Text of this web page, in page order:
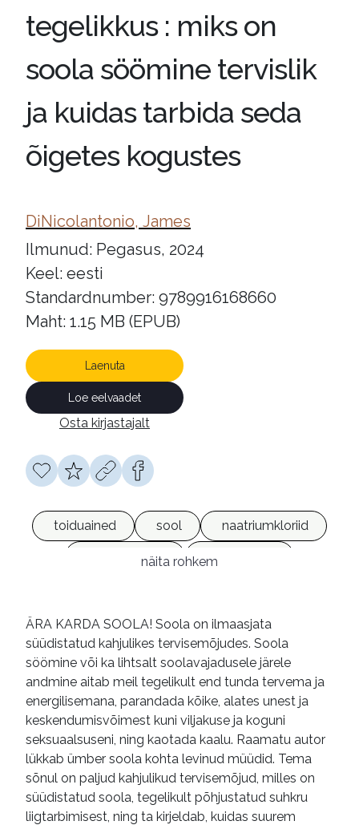
tegelikkus : miks on
soola söömine tervislik
ja kuidas tarbida seda
õigetes kogustes
DiNicolantonio, James
Ilmunud: Pegasus, 2024
Keel: eesti
Standardnumber: 9789916168660
Maht: 1.15 MB (EPUB)
Laenuta
Loe eelvaadet
Osta kirjastajalt
toiduained sool
naatriumkloriid
kahjulik toime
terviseriskid
südame-veresoonkonna haigused
toitumine
tervislik toitumine
toitumisharjumused
tervisenõuanded
e-raamatud
näita rohkem
ÄRA KARDA SOOLA! Soola on ilmaasjata
süüdistatud kahjulikes tervisemõjudes. Soola
söömine või ka lihtsalt soolavajadusele järele
andmine aitab meil tegelikult end tunda tervema ja
energilisemana, parandada kõike, alates unest ja
keskendumisvõimest kuni viljakuse ja koguni
seksuaalsuseni, ning kaotada kaalu. Raamatu autor
lükkab ümber soola kohta levinud müüdid. Tema
sõnul on paljud kahjulikud tervisemõjud, milles on
süüdistatud soola, tegelikult põhjustatud suhkru
liigtarbimisest, ning ta kirjeldab, kuidas suurem